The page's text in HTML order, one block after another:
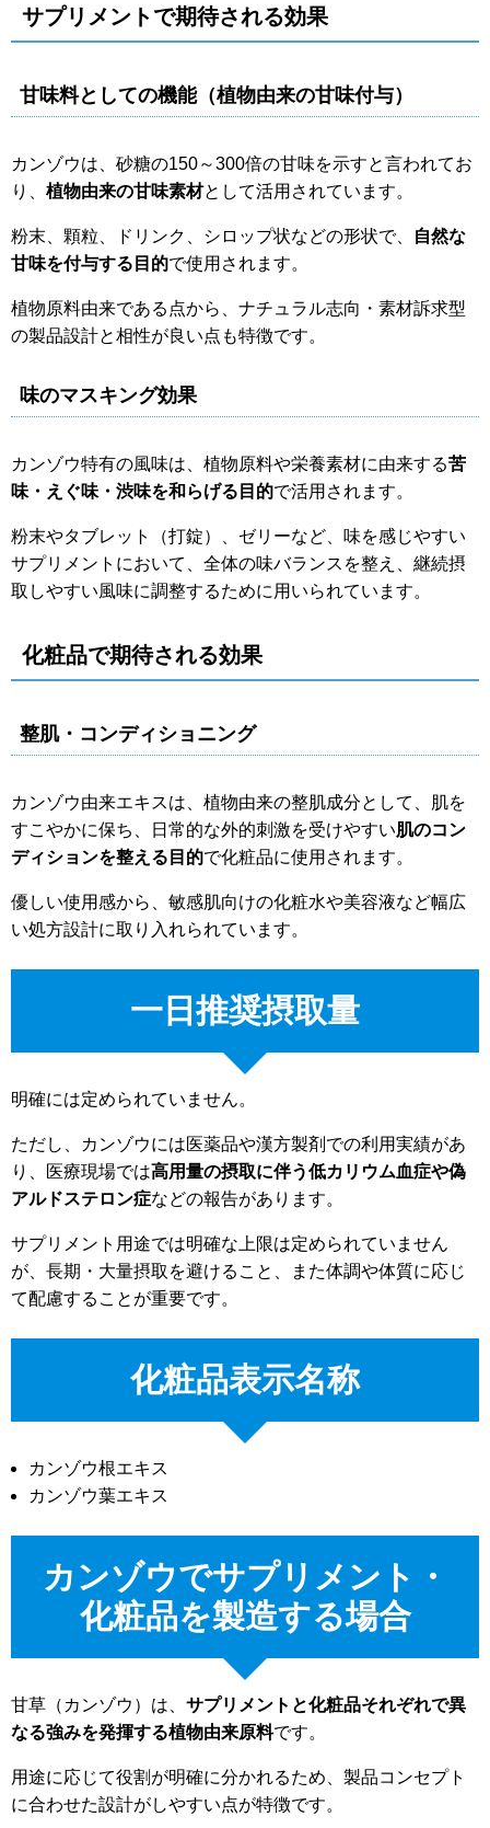
サプリメントで期待される効果
甘味料としての機能（植物由来の甘味付与）
カンゾウは、砂糖の150～300倍の甘味を示すと言われてお
り、 植物由来の甘味素材として活用されています。
粉末、顆粒、ドリンク、シロップ状などの形状で、
自然な
甘味を付与する目的で使用されます。
植物原料由来である点から、ナチュラル志向・素材訴求型
の製品設計と相性が良い点も特徴です。
味のマスキング効果
カンゾウ特有の風味は、植物原料や栄養素材に由来する苦
味・えぐ味・渋味を和らげる目的で活用されます。
粉末やタブレット（打錠）、ゼリーなど、味を感じやすい
サプリメントにおいて、全体の味バランスを整え、継続摂
取しやすい風味に調整するために用いられています。
化粧品で期待される効果
整肌・コンディショニング
カンゾウ由来エキスは、植物由来の整肌成分として、肌を
すこやかに保ち、日常的な外的刺激を受けやすい肌のコン
ディションを整える目的で化粧品に使用されます。
優しい使用感から、敏感肌向けの化粧水や美容液など幅広
い処方設計に取り入れられています。
一日推奨摂取量
明確には定められていません。
ただし、カンゾウには医薬品や漢方製剤での利用実績があ
り、医療現場では高用量の摂取に伴う低カリウム血症や偽
アルドステロン症などの報告があります。
サプリメント用途では明確な上限は定められていません
が、長期・大量摂取を避けること、また体調や体質に応じ
て配慮することが重要です。
化粧品表示名称
カンゾウ根エキス
カンゾウ葉エキス
カンゾウでサプリメント・
化粧品を製造する場合
甘草（カンゾウ）は、 サプリメントと化粧品それぞれで異
なる強みを発揮する植物由来原料です。
用途に応じて役割が明確に分かれるため、製品コンセプト
に合わせた設計がしやすい点が特徴です。